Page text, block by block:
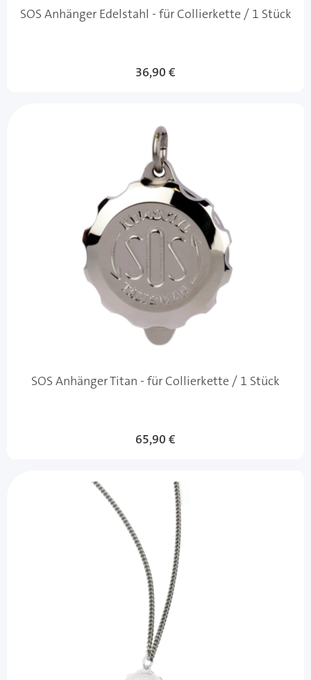
SOS Anhänger Edelstahl - für Collierkette / 1 Stück
36,90 €
SOS Anhänger Titan - für Collierkette / 1 Stück
65,90 €